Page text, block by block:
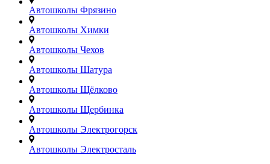
Автошколы Фрязино
Автошколы Химки
Автошколы Чехов
Автошколы Шатура
Автошколы Щёлково
Автошколы Щербинка
Автошколы Электрогорск
Автошколы Электросталь